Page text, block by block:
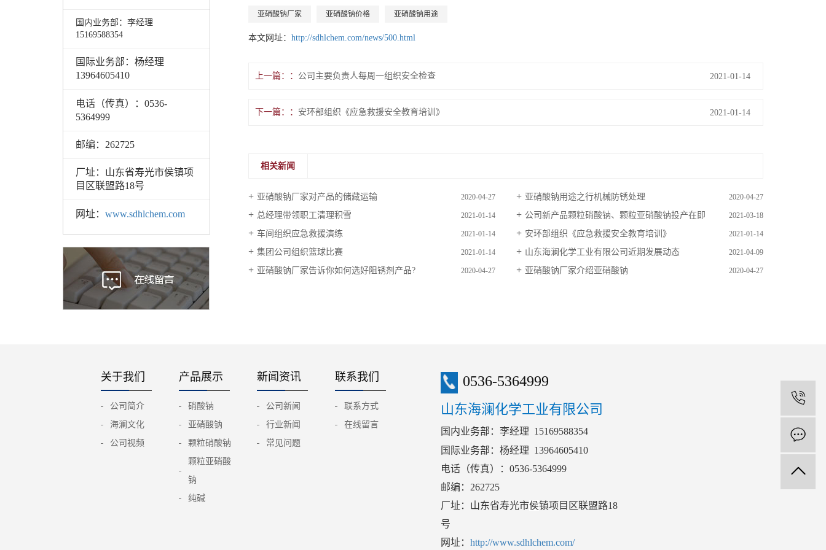
国内业务部：李经理
15169588354
国际业务部：杨经理
13964605410
电话（传真）：0536-
5364999
邮编：262725
厂址：山东省寿光市侯镇项
目区联盟路18号
网址： www.sdhlchem.com
亚硝酸钠厂家 亚硝酸钠价格 亚硝酸钠用途
本文网址： http://sdhlchem.com/news/500.html
上一篇： 公司主要负责人每周一组织安全检查 2021-01-14
下一篇： 安环部组织《应急救援安全教育培训》 2021-01-14
相关新闻
亚硝酸钠厂家对产品的储藏运输 2020-04-27 亚硝酸钠用途之行机械防锈处理 2020-04-27
总经理带领职工清理积雪 2021-01-14 公司新产品颗粒硝酸钠、颗粒亚硝酸钠投产在即 2021-03-18
车间组织应急救援演练 2021-01-14 安环部组织《应急救援安全教育培训》 2021-01-14
集团公司组织篮球比赛 2021-01-14 山东海澜化学工业有限公司近期发展动态 2021-04-09
亚硝酸钠厂家告诉你如何选好阻锈剂产品? 2020-04-27 亚硝酸钠厂家介绍亚硝酸钠 2020-04-27
关于我们
公司简介
海澜文化
公司视频
产品展示
硝酸钠
亚硝酸钠
颗粒硝酸钠
颗粒亚硝酸
钠
纯碱
新闻资讯
公司新闻
行业新闻
常见问题
联系我们
联系方式
在线留言
0536-5364999
山东海澜化学工业有限公司
国内业务部：李经理 15169588354
国际业务部：杨经理 13964605410
电话（传真）：0536-5364999
邮编：262725
厂址：山东省寿光市侯镇项目区联盟路18
号
网址： http://www.sdhlchem.com/